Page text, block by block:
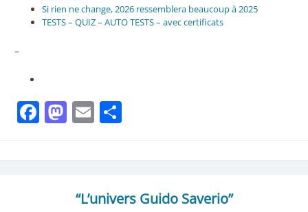
Si rien ne change, 2026 ressemblera beaucoup à 2025
TESTS – QUIZ – AUTO TESTS – avec certificats
–
Facebook
Mastodon
Email
“L’univers Guido Saverio”